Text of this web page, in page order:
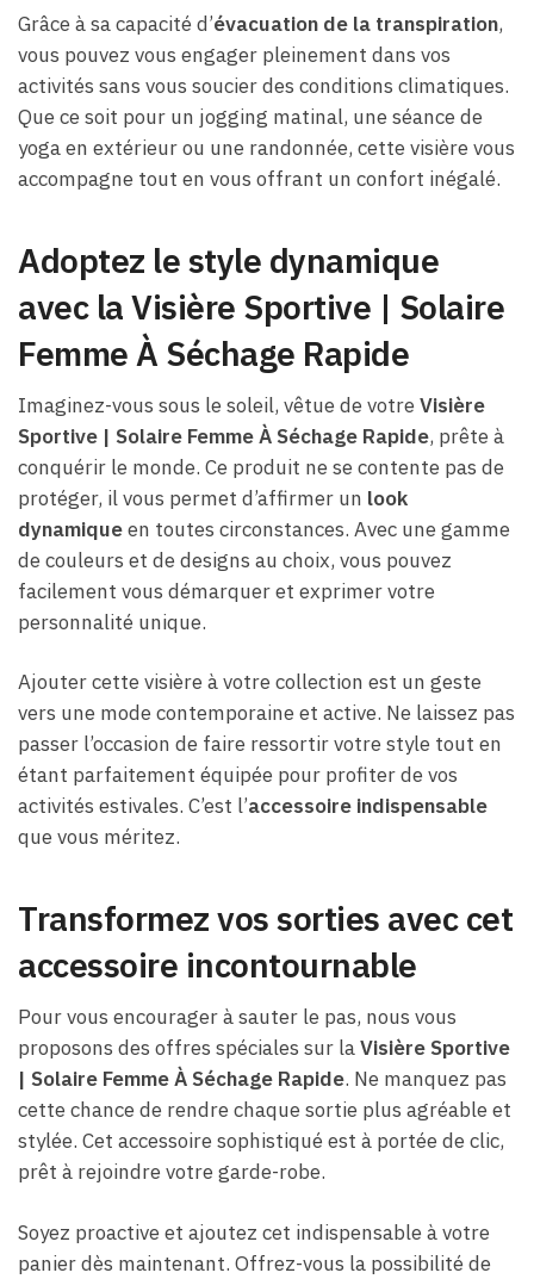
Grâce à sa capacité d’évacuation de la transpiration,
vous pouvez vous engager pleinement dans vos
activités sans vous soucier des conditions climatiques.
Que ce soit pour un jogging matinal, une séance de
yoga en extérieur ou une randonnée, cette visière vous
accompagne tout en vous offrant un confort inégalé.
Adoptez le style dynamique
avec la Visière Sportive | Solaire
Femme À Séchage Rapide
Imaginez-vous sous le soleil, vêtue de votreVisière
Sportive | Solaire Femme À Séchage Rapide, prête à
conquérir le monde. Ce produit ne se contente pas de
protéger, il vous permet d’affirmer un look
dynamiqueen toutes circonstances. Avec une gamme
de couleurs et de designs au choix, vous pouvez
facilement vous démarquer et exprimer votre
personnalité unique.
Ajouter cette visière à votre collection est un geste
vers une mode contemporaine et active. Ne laissez pas
passer l’occasion de faire ressortir votre style tout en
étant parfaitement équipée pour profiter de vos
activités estivales. C’est l’accessoire indispensable
que vous méritez.
Transformez vos sorties avec cet
accessoire incontournable
Pour vous encourager à sauter le pas, nous vous
proposons des offres spéciales sur laVisière Sportive
| Solaire Femme À Séchage Rapide. Ne manquez pas
cette chance de rendre chaque sortie plus agréable et
stylée. Cet accessoire sophistiqué est à portée de clic,
prêt à rejoindre votre garde-robe.
Soyez proactive et ajoutez cet indispensable à votre
panier dès maintenant. Offrez-vous la possibilité de